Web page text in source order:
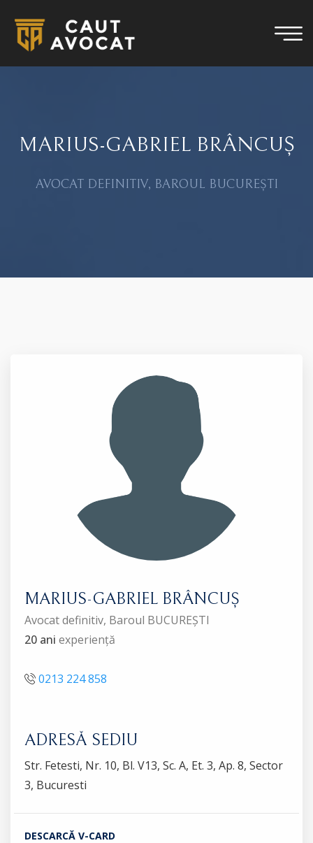
MARIUS-GABRIEL BRÂNCUȘ
AVOCAT DEFINITIV, BAROUL BUCUREȘTI
MARIUS-GABRIEL BRÂNCUȘ
Avocat definitiv, Baroul BUCUREȘTI
20 ani experiență
0213 224 858
ADRESĂ SEDIU
Str. Fetesti, Nr. 10, Bl. V13, Sc. A, Et. 3, Ap. 8, Sector
3, Bucuresti
DESCARCĂ V-CARD